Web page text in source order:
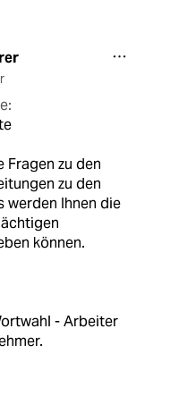
Fragen zu den
zu den
werden Ihnen die
können.
- Arbeiter